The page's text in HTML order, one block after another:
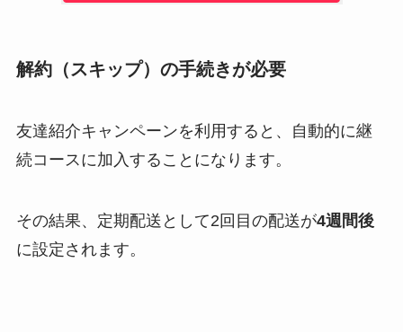
解約（スキップ）の手続きが必要
友達紹介キャンペーンを利用すると、自動的に継
続コースに加入することになります。
その結果、定期配送として2回目の配送が4週間後
に設定されます。